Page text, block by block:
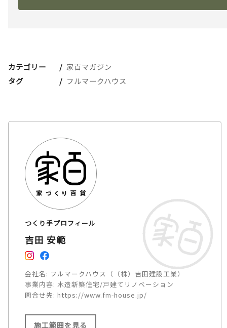
カテゴリー
家百マガジン
タグ
フルマークハウス
つくり手プロフィール
吉田 安範
会社名: フルマークハウス（（株）吉田建設工業）
事業内容: 木造新築住宅/戸建てリノベーション
問合せ先: https://www.fm-house.jp/
施工範囲を見る